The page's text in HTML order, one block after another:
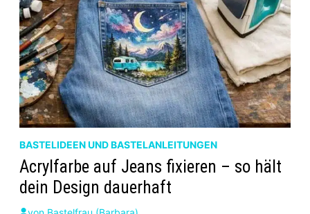
BASTELIDEEN UND BASTELANLEITUNGEN
Acrylfarbe auf Jeans fixieren – so hält
dein Design dauerhaft